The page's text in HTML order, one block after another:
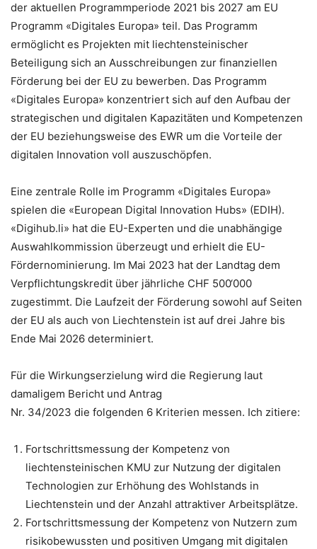
der aktuellen Programmperiode 2021 bis 2027 am EU
Programm «Digitales Europa» teil. Das Programm
ermöglicht es Projekten mit liechtensteinischer
Beteiligung sich an Ausschreibungen zur finanziellen
Förderung bei der EU zu bewerben. Das Programm
«Digitales Europa» konzentriert sich auf den Aufbau der
strategischen und digitalen Kapazitäten und Kompetenzen
der EU beziehungsweise des EWR um die Vorteile der
digitalen Innovation voll auszuschöpfen.
Eine zentrale Rolle im Programm «Digitales Europa»
spielen die «European Digital Innovation Hubs» (EDIH).
«Digihub.li» hat die EU-Experten und die unabhängige
Auswahlkommission überzeugt und erhielt die EU-
Fördernominierung. Im Mai 2023 hat der Landtag dem
Verpflichtungskredit über jährliche CHF 500‘000
zugestimmt. Die Laufzeit der Förderung sowohl auf Seiten
der EU als auch von Liechtenstein ist auf drei Jahre bis
Ende Mai 2026 determiniert.
Für die Wirkungserzielung wird die Regierung laut
damaligem Bericht und Antrag
Nr. 34/2023 die folgenden 6 Kriterien messen. Ich zitiere:
Fortschrittsmessung der Kompetenz von
liechtensteinischen KMU zur Nutzung der digitalen
Technologien zur Erhöhung des Wohlstands in
Liechtenstein und der Anzahl attraktiver Arbeitsplätze.
Fortschrittsmessung der Kompetenz von Nutzern zum
risikobewussten und positiven Umgang mit digitalen